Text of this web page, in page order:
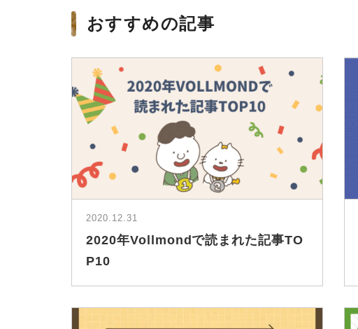
おすすめの記事
2020.12.31
2020年Vollmondで読まれた記事TO
P10